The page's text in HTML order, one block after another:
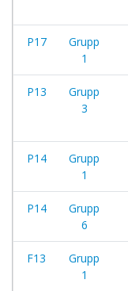
P17
Grupp
1
P13
Grupp
3
P14
Grupp
1
P14
Grupp
6
F13
Grupp
1